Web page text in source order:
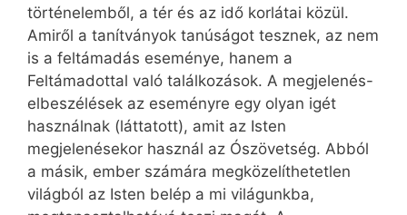
történelemből, a tér és az idő korlátai közül.
Amiről a tanítványok tanúságot tesznek, az nem
is a feltámadás eseménye, hanem a
Feltámadottal való találkozások. A megjelenés-
elbeszélések az eseményre egy olyan igét
használnak (láttatott), amit az Isten
megjelenésekor használ az Ószövetség. Abból
a másik, ember számára megközelíthetetlen
világból az Isten belép a mi világunkba,